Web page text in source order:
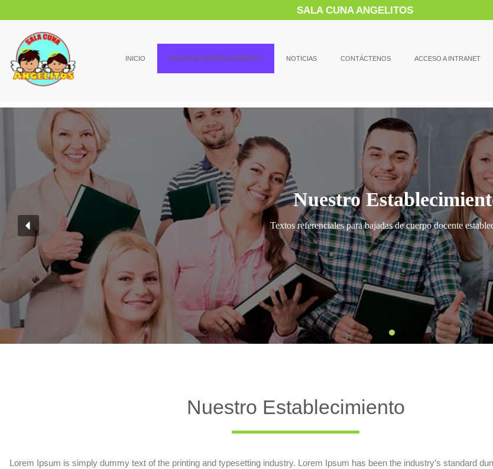
SALA CUNA ANGELITOS
INICIO NUESTRO ESTABLECIMIENTO NOTICIAS CONTÁCTENOS ACCESO A INTRANET
Textos referenciales para bajadas de cuerpo docente
Nuestro
Nuestro Establecimiento
Lorem Ipsum is simply dummy text of the printing and typesetting industry. Lorem Ipsum has been the industry’s standard